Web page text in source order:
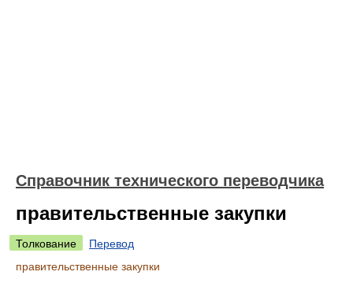
Справочник технического переводчика
правительственные закупки
Толкование
Перевод
правительственные закупки